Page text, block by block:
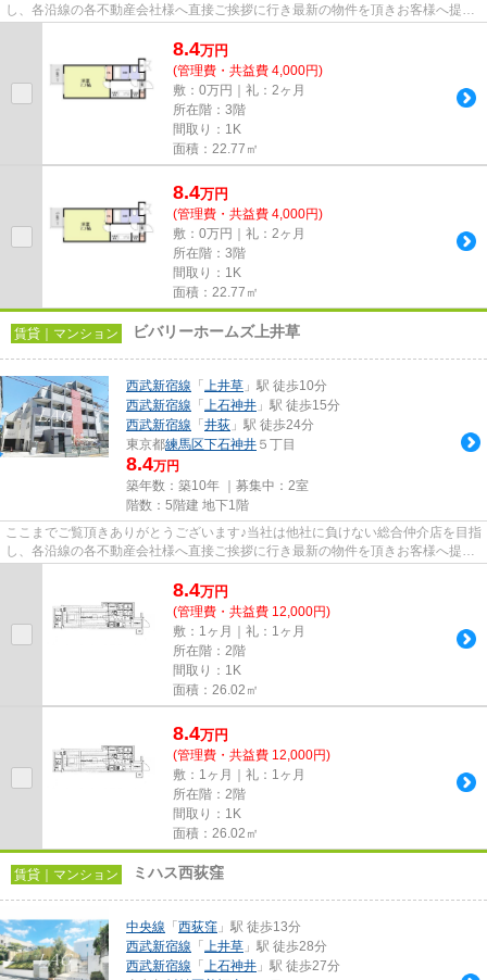
し、各沿線の各不動産会社様へ直接ご挨拶に行き最新の物件を頂きお客様へ提供
8.4万円
(管理費・共益費 4,000円)
敷：0万円｜礼：2ヶ月
所在階：3階
間取り：1K
面積：22.77㎡
8.4万円
(管理費・共益費 4,000円)
敷：0万円｜礼：2ヶ月
所在階：3階
間取り：1K
面積：22.77㎡
賃貸｜マンション ビバリーホームズ上井草
西武新宿線 「 上井草 」駅 徒歩10分
西武新宿線 「 上石神井 」駅 徒歩15分
西武新宿線 「 井荻 」駅 徒歩24分
東京都練馬区下石神井 ５丁目
8.4万円
築年数：築10年 ｜募集中： 2室
階数：5階建 地下1階
ここまでご覧頂きありがとうございます♪当社は他社に負けない総合仲介店を目指
し、各沿線の各不動産会社様へ直接ご挨拶に行き最新の物件を頂きお客様へ提供
8.4万円
(管理費・共益費 12,000円)
敷：1ヶ月｜礼：1ヶ月
所在階：2階
間取り：1K
面積：26.02㎡
8.4万円
(管理費・共益費 12,000円)
敷：1ヶ月｜礼：1ヶ月
所在階：2階
間取り：1K
面積：26.02㎡
賃貸｜マンション ミハス西荻窪
中央線 「 西荻窪 」駅 徒歩13分
西武新宿線 「 上井草 」駅 徒歩28分
西武新宿線 「 上石神井 」駅 徒歩27分